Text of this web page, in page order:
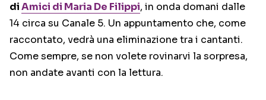
diAmici di Maria De Filippi, in onda domani dalle
14 circa su Canale 5. Un appuntamento che, come
raccontato, vedrà una eliminazione tra i cantanti.
Come sempre, se non volete rovinarvi la sorpresa,
non andate avanti con la lettura.